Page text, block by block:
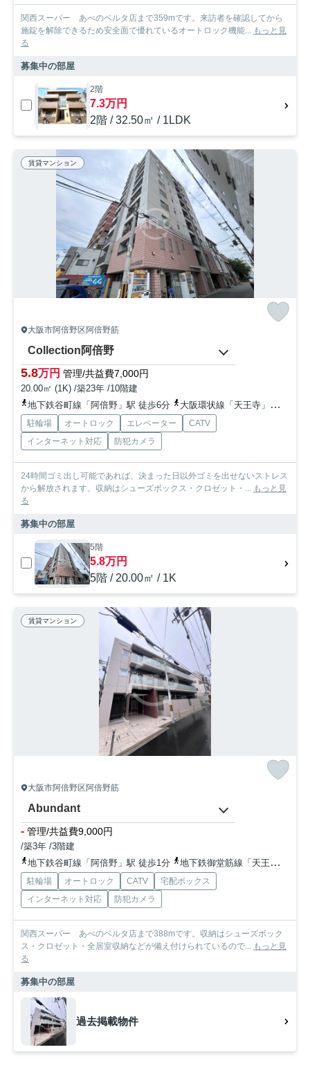
関西スーパー あべのベルタ店まで359mです。来訪者を確認してから
施錠を解除できるため安全面で優れているオートロック機能... もっと見
る
募集中の部屋
2階
7.3万円
2階 / 32.50㎡ / 1LDK
賃貸マンション
大阪市阿倍野区阿倍野筋
Collection阿倍野
5.8万円 管理/共益費7,000円
20.00㎡ (1K) /築23年 /10階建
地下鉄谷町線「阿倍野」駅 徒歩6分
大阪環状線「天王寺」駅 徒歩13分
駐輪場 オートロック エレベーター
CATV
インターネット対応
防犯カメラ
24時間ゴミ出し可能であれば、決まった日以外ゴミを出せないストレス
から解放されます。収納はシューズボックス・クロゼット・... もっと見
る
募集中の部屋
5階
5.8万円
5階 / 20.00㎡ / 1K
賃貸マンション
大阪市阿倍野区阿倍野筋
Abundant
- 管理/共益費9,000円
/築3年 /3階建
地下鉄谷町線「阿倍野」駅 徒歩1分
地下鉄御堂筋線「天王寺」駅 徒歩9分
駐輪場 オートロック CATV
宅配ボックス
インターネット対応
防犯カメラ
関西スーパー あべのベルタ店まで388mです。収納はシューズボック
ス・クロゼット・全居室収納などが備え付けられているので... もっと見
る
募集中の部屋
過去掲載物件